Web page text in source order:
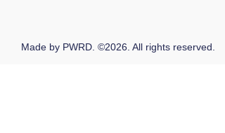
Made by PWRD. ©2026 . All rights reserved.